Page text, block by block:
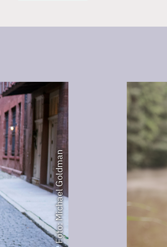
Foto: Michael Goldman